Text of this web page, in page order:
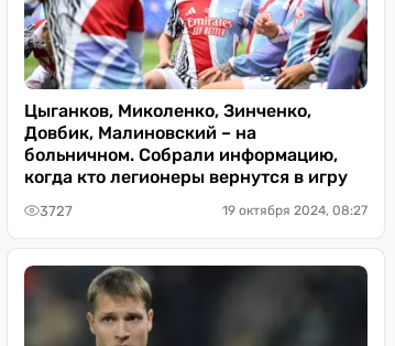
Цыганков, Миколенко, Зинченко,
Довбик, Малиновский – на
больничном. Собрали информацию,
когда кто легионеры вернутся в игру
3727 19 октября 2024, 08:27